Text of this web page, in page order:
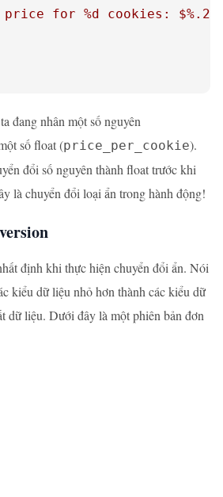
for %d cookies:
đang nhân một số nguyên
số float (price_per_cookie).
đổi số nguyên thành float trước khi
là chuyển đổi loại ẩn trong hành động!
định khi thực hiện chuyển đổi ẩn. Nói
kiểu dữ liệu nhỏ hơn thành các kiểu dữ
dữ liệu. Dưới đây là một phiên bản đơn